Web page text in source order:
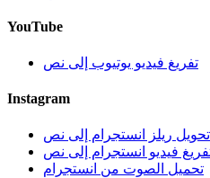
YouTube
تفريغ فيديو يوتيوب إلى نص
Instagram
تحويل ريلز انستجرام إلى نص
فيديو انستجرام إلى نص
تحميل الصوت من انستجرام